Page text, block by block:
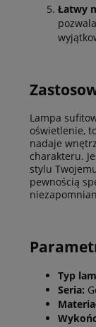
Łatwy
Lampa
oświetlenie,
nadaje
charakteru.
stylu
pewnością
Typ
Seria: